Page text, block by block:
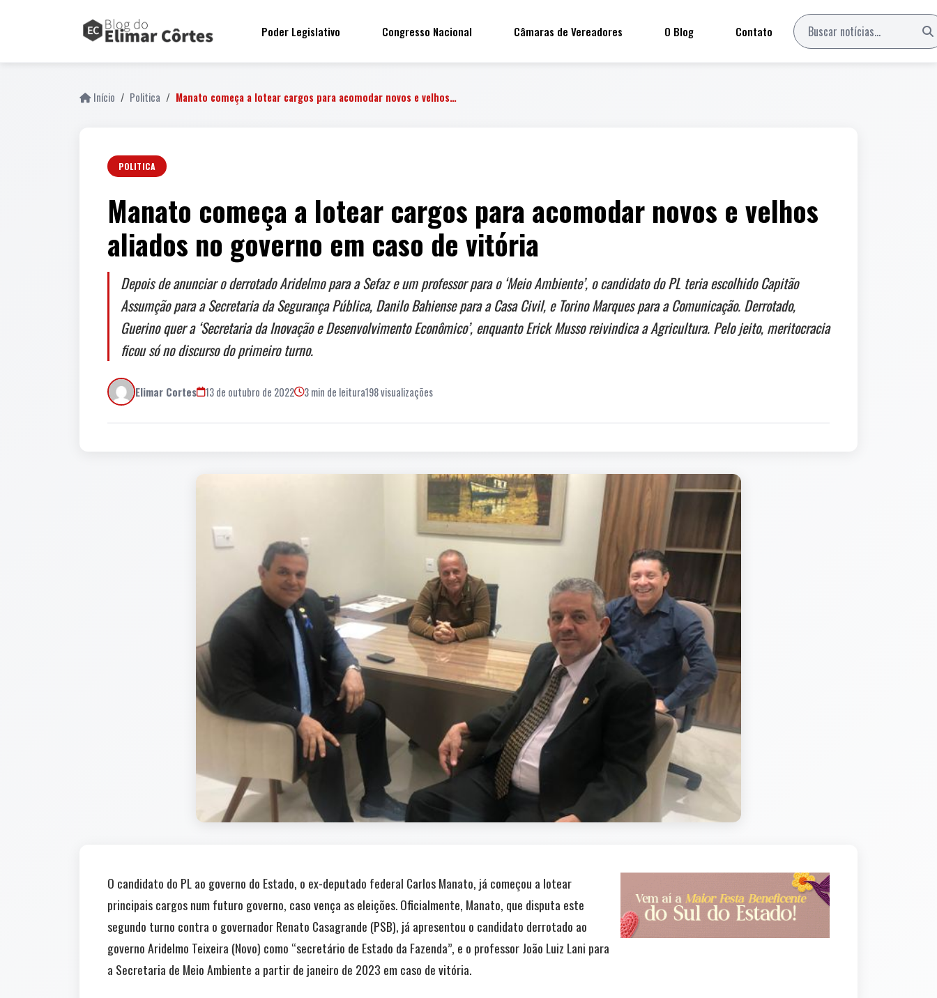
Poder Legislativo Congresso Nacional Câmaras de Vereadores O Blog Contato
Início Politica Manato começa a lotear cargos para acomodar novos e velhos…
POLITICA
Manato começa a lotear cargos para acomodar novos e velhos
aliados no governo em caso de vitória
Depois de anunciar o derrotado Aridelmo para a Sefaz e um professor para o ‘Meio Ambiente’, o candidato do PL teria escolhido Capitão
Assumção para a Secretaria da Segurança Pública, Danilo Bahiense para a Casa Civil, e Torino Marques para a Comunicação. Derrotado,
Guerino quer a ‘Secretaria da Inovação e Desenvolvimento Econômico’, enquanto Erick Musso reivindica a Agricultura. Pelo jeito, meritocracia
ficou só no discurso do primeiro turno.
Elimar Cortes 13 de outubro de 2022 3 min de leitura198 visualizações
O candidato do PL ao governo do Estado, o ex-deputado federal Carlos Manato, já começou a lotear
principais cargos num futuro governo, caso vença as eleições. Oficialmente, Manato, que disputa este
segundo turno contra o governador Renato Casagrande (PSB), já apresentou o candidato derrotado ao
governo Aridelmo Teixeira (Novo) como “secretário de Estado da Fazenda”, e o professor João Luiz Lani para
a Secretaria de Meio Ambiente a partir de janeiro de 2023 em caso de vitória.